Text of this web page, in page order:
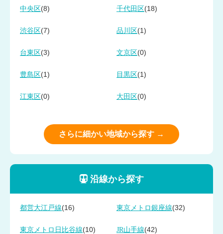
中央区 (8) 千代田区 (18)
渋谷区 (7) 品川区 (1)
台東区 (3) 文京区 (0)
豊島区 (1) 目黒区 (1)
江東区 (0) 大田区 (0)
さらに細かい地域から探す →
沿線から探す
都営大江戸線(16) 東京メトロ銀座線(32)
東京メトロ日比谷線(10) JR山手線(42)